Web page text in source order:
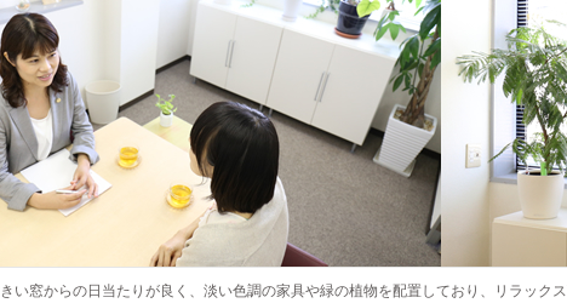
い窓からの日当たりが良く、淡い色調の家具や緑の植物を配置しており、リラック